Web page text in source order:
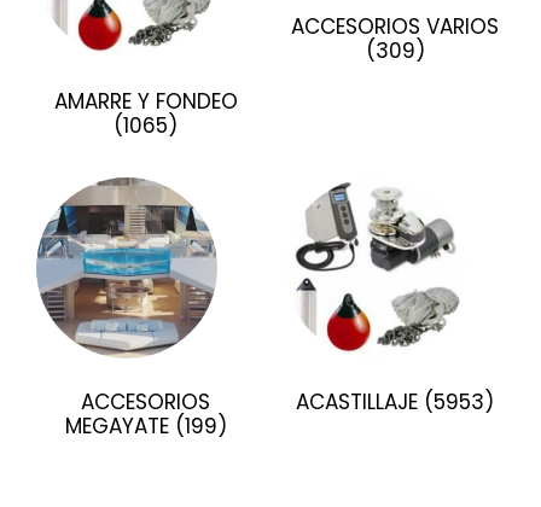
AMARRE Y FONDEO
(1065)
ACCESORIOS VARIOS
(309)
ACCESORIOS
MEGAYATE (199)
ACASTILLAJE (5953)